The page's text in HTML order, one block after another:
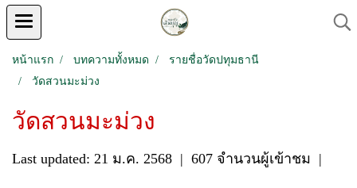
หน้าแรก บทความทั้งหมด
รายชื่อวัดปทุมธานี
วัดสวนมะม่วง
วัดสวนมะม่วง
Last updated: 21 ม.ค. 2568 | 607 จำนวนผู้เข้าชม |